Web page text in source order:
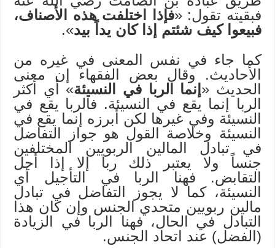
فبقيته تقول: «فإذا اختلفت هذه الأصناف،
فبيعوا كيف شئتم إذا كان يداً بيد».
كما جاء في نفس المعنى في غيره من
الأحاديث. وقال بعض الفقهاء إن معنى
الحديث « إنما الربا في النسيئة» أي أكثر
الربا إنما يقع في النسيئة. فالربا يقع في
النسيئة وفي غيرها لكن أبرزه إنما يقع في
النسيئة وخلاصة القول هو جواز التفاضل
في تبادل المالين الربويين المختلفين
جنساً ولا يعتبر ذلك ربا إلا إذا أجل
التقابض. فهنا الربا في التأجيل أي
النسيئة، كما لا يجوز التفاضل في تبادل
مالين ربويين متحدي الجنس وإن كان هذا
التبادل في الحال، فهنا الربا في الزيادة
(الفضل) عند اتحاد الجنس.